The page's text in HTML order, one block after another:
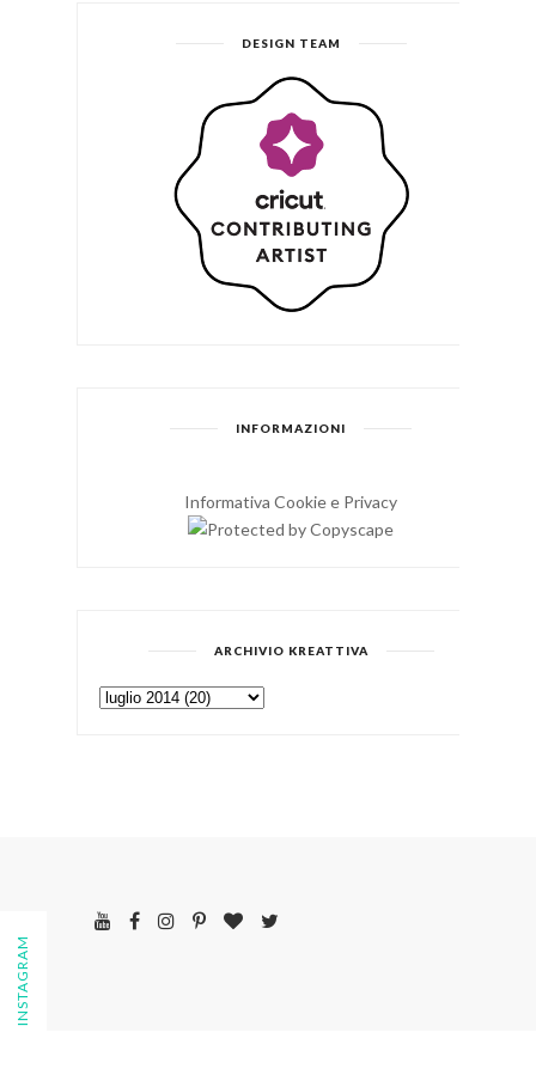
DESIGN TEAM
INFORMAZIONI
Informativa Cookie e Privacy
ARCHIVIO KREATTIVA
FOLLOW ON INSTAGRAM